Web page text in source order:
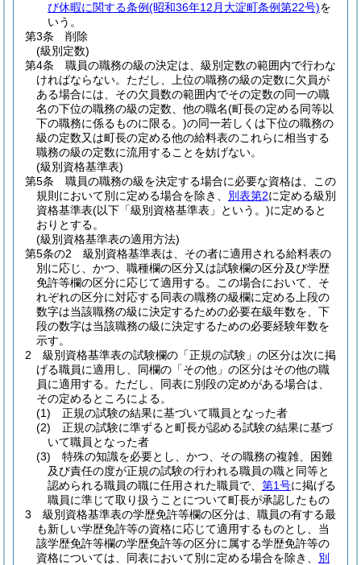
び休暇に関する条例(昭和36年12月大淀町条例第22号)を
いう。
第3条
削除
(級別定数)
第4条
職員の職務の級の決定は、級別定数の範囲内で行わな
ければならない。 ただし、上位の職務の級の定数に欠員が
ある場合には、その欠員数の範囲内でその定数の同一の職
名の下位の職務の級の定数、他の職名(町長の定める同等以
下の職務に係るものに限る。)の同一若しくは下位の職務の
級の定数又は町長の定める他の給料表のこれらに相当する
職務の級の定数に流用することを妨げない。
(級別資格基準表)
第5条
職員の職務の級を決定する場合に必要な資格は、この
規則において別に定める場合を除き、 別表第2に定める級別
資格基準表(以下「級別資格基準表」という。)に定めると
おりとする。
(級別資格基準表の適用方法)
第5条の2
級別資格基準表は、その者に適用される給料表の
別に応じ、かつ、職種欄の区分又は試験欄の区分及び学歴
免許等欄の区分に応じて適用する。
この場合において、そ
れぞれの区分に対応する同表の職務の級欄に定める上段の
数字は当該職務の級に決定するための必要在級年数を、下
段の数字は当該職務の級に決定するための必要経験年数を
示す。
2
級別資格基準表の試験欄の「正規の試験」の区分は次に掲
げる職員に適用し、同欄の「その他」の区分はその他の職
員に適用する。 ただし、同表に別段の定めがある場合は、
その定めるところによる。
(1)
正規の試験の結果に基づいて職員となった者
(2)
正規の試験に準ずると町長が認める試験の結果に基づ
いて職員となった者
(3)
特殊の知識を必要とし、かつ、その職務の複雑、困難
及び責任の度が正規の試験の行われる職員の職と同等と
認められる職員の職に任用された職員で、 第1号に掲げる
職員に準じて取り扱うことについて町長が承認したもの
3
級別資格基準表の学歴免許等欄の区分は、職員の有する最
も新しい学歴免許等の資格に応じて適用するものとし、当
該学歴免許等欄の学歴免許等の区分に属する学歴免許等の
資格については、同表において別に定める場合を除き、 別